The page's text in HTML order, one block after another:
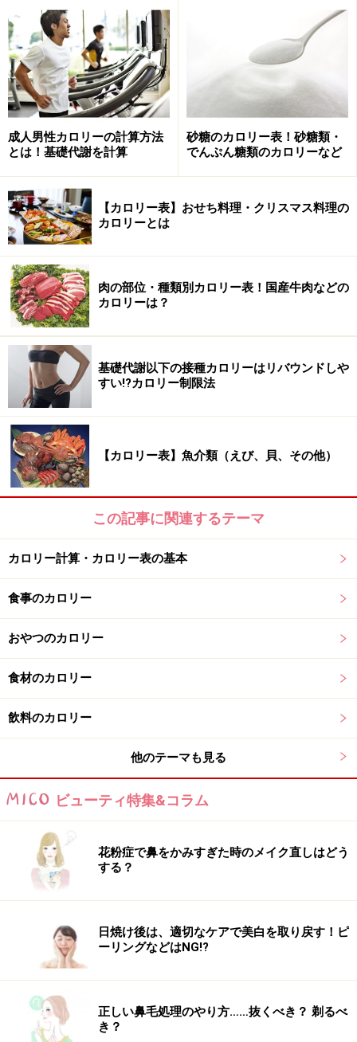
（でんぷん糖類）ぶどう糖 全糖……335kcal
（でんぷん糖類）ぶどう糖 含水結晶……336kcal
（でんぷん糖類）ぶどう糖 無水結晶……367kcal
（でんぷん糖類）異性化液糖……276kcal
その他糖類のカロリー表
​​​​​​（その他）はちみつ……294kcal
（その他）メープルシロップ……257kcal
糖類・甘味類と上手に付き合うコツ
1回あたりの使用重量を減らしてカロリーダウンを！
カロリーの数値は、すべて100gあたりで表記されていま
量」ですよね。同じ小さじ1杯でも、はちみつや水あめ
は重量が重たいので、その分だけカロリーもアップする
ので、気をつけたいですね！
【糖類・甘味類小さじ1（5ml）あたりのカロリー】
上白糖……12kcal（3g）
グラニュー糖……15kcal（4g）
ざらめ……19kcal（5g）
水あめ……23kcal（7g）
はちみつ……21kcal（7g）
出典：文部科学省 科学技術・学術審議会 資源調査分科会
報告「五訂増補日本食品標準成分表」による
【関連記事】
成人男性カロリーの計算方法
とは！基礎代謝を計算
砂糖のカロリー表！砂糖類・
でんぷん糖類のカロリーなど
【カロリー表】おせち料理・クリスマス料理の
カロリーとは
肉の部位・種類別カロリー表！国産牛肉などの
カロリーは？
基礎代謝以下の接種カロリーはリバウンドしや
すい!?カロリー制限法
【カロリー表】魚介類（えび、貝、その他）
この記事に関連するテーマ
カロリー計算・カロリー表の基本
食事のカロリー
おやつのカロリー
食材のカロリー
飲料のカロリー
他のテーマも見る
ビューティ特集&コラム
花粉症で鼻をかみすぎた時のメイク直しはどう
する？
日焼け後は、適切なケアで美白を取り戻す！ピ
ーリングなどはNG!?
正しい鼻毛処理のやり方……抜くべき？ 剃るべ
き？